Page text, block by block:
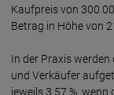
Kauf­preis von
Betrag in Höhe von
In der Praxis
und Ver­käufer
jeweils 3,57 %, wenn